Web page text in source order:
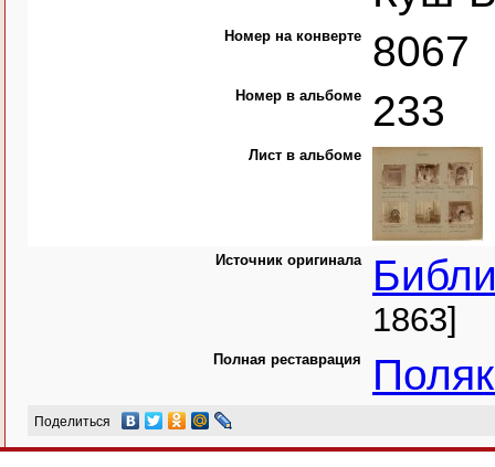
Номер на конверте 8067
Номер в альбоме 233
Лист в альбоме
Источник оригинала
1863]
Полная реставрация
Поделиться